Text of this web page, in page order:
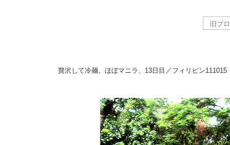
贅沢して冷麺。ほぼマニラ、13日目／フィリピン111015